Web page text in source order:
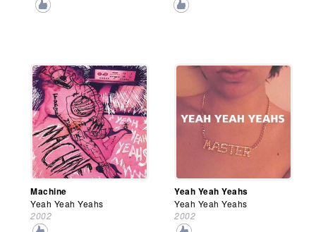
Machine
Yeah Yeah Yeahs
2002
Yeah Yeah Yeahs
Yeah Yeah Yeahs
2002